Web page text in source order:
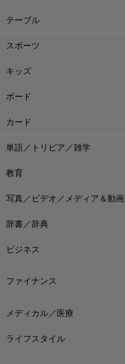
テーブル
スポーツ
キッズ
ボード
カード
単語／トリビア／雑学
教育
写真／ビデオ／メディア＆動画
辞書／辞典
ビジネス
ファイナンス
メディカル／医療
ライフスタイル